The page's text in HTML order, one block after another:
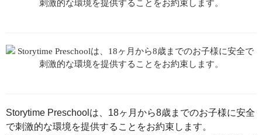
Storytime Preschoolは、18ヶ月から8歳までのお子様に安全
で刺激的な環境を提供することをお約束します。